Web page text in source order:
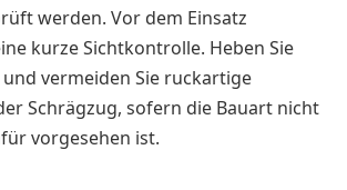
werden. Vor dem Einsatz
kurze Sichtkontrolle. Heben Sie
vermeiden Sie ruckartige
Schrägzug, sofern die Bauart nicht
vorgesehen ist.